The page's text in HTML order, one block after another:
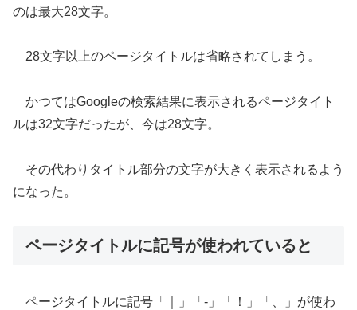
のは最大28文字。
28文字以上のページタイトルは省略されてしまう。
かつてはGoogleの検索結果に表示されるページタイト
ルは32文字だったが、今は28文字。
その代わりタイトル部分の文字が大きく表示されるよう
になった。
ページタイトルに記号が使われていると
ページタイトルに記号「｜」「-」「！」「、」が使わ